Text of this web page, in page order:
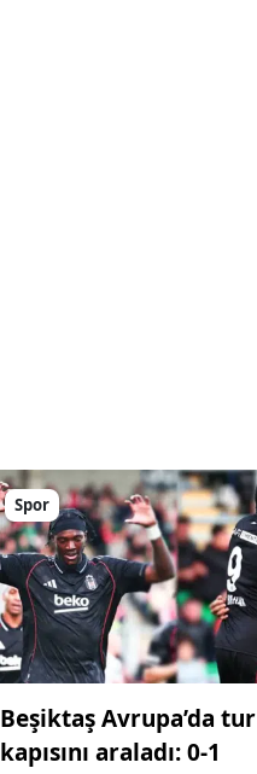
Spor
Beşiktaş Avrupa’da tur
kapısını araladı: 0-1